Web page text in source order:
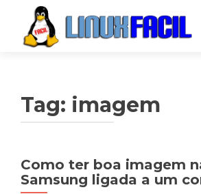
Tag: imagem
Como ter boa imagem
Samsung ligada a um